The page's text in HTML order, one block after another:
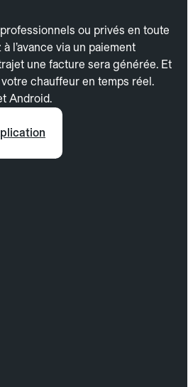
ou privés en toute
l’avance via un paiement
une facture sera générée. Et
chauffeur en temps réel.
Android.